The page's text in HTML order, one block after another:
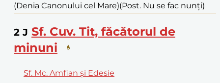
(Denia Canonului cel Mare)(Post. Nu se fac nunți)
2 J Sf. Cuv. Tit, făcătorul de
minuni
Sf. Mc. Amfian și Edesie